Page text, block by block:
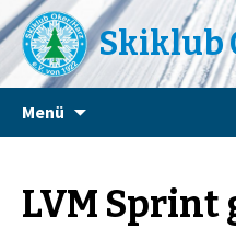
Skiklub
Menü
LVM Sprint